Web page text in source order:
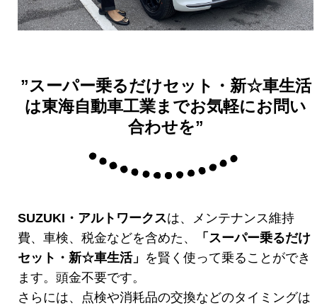
”スーパー乗るだけセット・新☆車生活
は東海自動車工業までお気軽にお問い
合わせを”
SUZUKI・アルトワークスは、メンテナンス維持
費、車検、税金などを含めた、
「スーパー乗るだけ
セット・新☆車生活」 を賢く使って乗ることができ
ます。頭金不要です。
さらには、点検や消耗品の交換などのタイミングは